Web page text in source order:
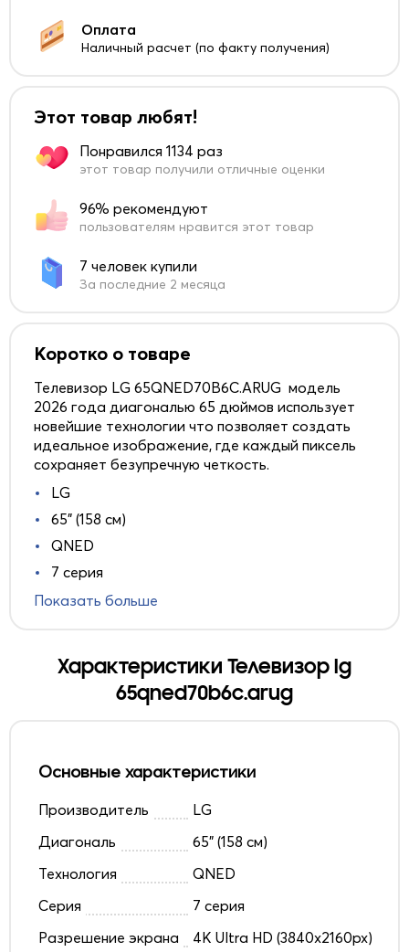
Оплата
Наличный расчет (по факту получения)
Этот товар любят!
Понравился 1134 раз
этот товар получили отличные оценки
96% рекомендуют
пользователям нравится этот товар
7 человек купили
За последние 2 месяца
Коротко о товаре
Телевизор LG 65QNED70B6C.ARUG модель
2026 года диагональю 65 дюймов использует
новейшие технологии что позволяет создать
идеальное изображение, где каждый пиксель
сохраняет безупречную четкость.
LG
65" (158 см)
QNED
7 серия
Показать больше
Характеристики Телевизор lg
65qned70b6c.arug
Основные характеристики
Производитель
LG
Диагональ
65" (158 см)
Технология
QNED
Серия
7 серия
Разрешение экрана
4K Ultra HD (3840x2160px)